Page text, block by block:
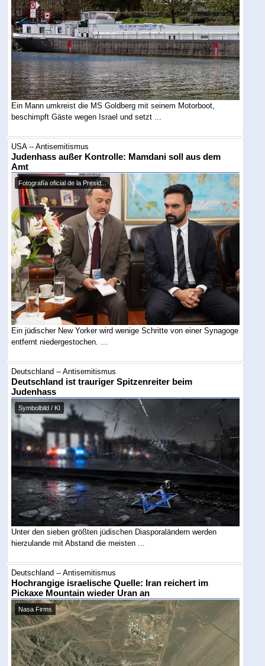
Ein Mann umkreist die MS Goldberg mit seinem Motorboot,
beschimpft Gäste wegen Israel und setzt ...
USA -- Antisemitismus
Judenhass außer Kontrolle: Mamdani soll aus dem
Amt
Fotografía oficial de la Presid...
Ein jüdischer New Yorker wird wenige Schritte von einer Synagoge
entfernt niedergestochen. ...
Deutschland -- Antisemitismus
Deutschland ist trauriger Spitzenreiter beim
Judenhass
Symbolbild / KI
Unter den sieben größten jüdischen Diasporaländern werden
hierzulande mit Abstand die meisten ...
Deutschland -- Antisemitismus
Hochrangige israelische Quelle: Iran reichert im
Pickaxe Mountain wieder Uran an
Nasa Firms